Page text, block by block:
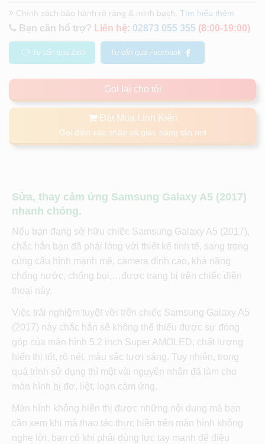
Chính sách bảo hành rõ ràng & minh bạch. Tìm hiểu thêm
Bạn cần hổ trợ? Liên hệ: 02873 055 355 (8:00-19:00)
Tư vấn qua Zalo Tư vấn qua Facebook
Gọi lại cho tôi
Đặt Mua Linh Kiện
Gọi điện xác nhận và giao hàng tận nơi
Sửa, thay cảm ứng Samsung Galaxy A5 (2017)
nhanh chóng.
Nếu bạn đang sở hữu chiếc Samsung Galaxy A5 (2017),
chắc hẳn bạn đã phải lòng với thiết kế tinh tế, sang trọng
cùng cấu hình mạnh mẽ, camera đỉnh cao, khả năng
chống nước, chống bụi,…được trang bị trên chiếc điện
thoại này.
Việc trải nghiệm tuyệt vời trên chiếc Samsung Galaxy A5
(2017) này chắc hẳn sẽ không thể thiếu được sự đóng
góp của màn hình 5.2 inch Super AMOLED, chất lượng
hiển thị tốt, rõ nét, màu sắc tươi sáng. Tuy nhiên, trong
quá trình sử dụng thì một vài nguyên nhân đã làm cho
màn hình bị đơ, liệt, loạn cảm ứng.
Màn hình không hiển thị được những nội dung mà bạn
cần xem khi mà thao tác thực hiện trên màn hình không
nghe lời, bạn có khi phải dùng lực tay mạnh để điều